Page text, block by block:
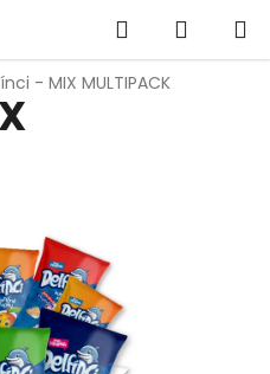
Hledat
KOŠÍK
- MIX MULTIPACK